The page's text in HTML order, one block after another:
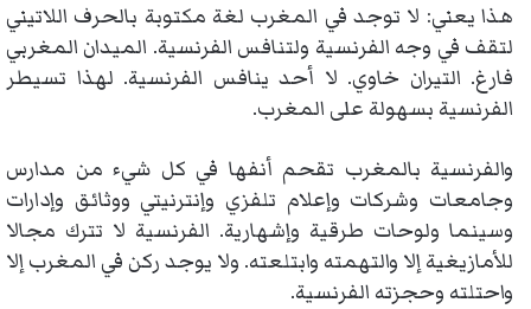
هذا يعني: لا توجد في المغرب لغة مكتوبة بالحرف اللاتيني
لتقف في وجه الفرنسية ولتنافس الفرنسية. الميدان المغربي
فارغ. التيران خاوي. لا أحد ينافس الفرنسية. لهذا تسيطر
الفرنسية بسهولة على المغرب.
والفرنسية بالمغرب تقحم أنفها في كل شيء من مدارس
وجامعات وشركات وإعلام تلفزي وإنترنيتي ووثائق وإدارات
وسينما ولوحات طرقية وإشهارية. الفرنسية لا تترك مجالا
للأمازيغية إلا والتهمته وابتلعته. ولا يوجد ركن في المغرب إلا
واحتلته وحجزته الفرنسية.